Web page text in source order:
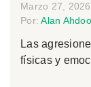
Marzo 27, 2026
Por:Alan
Las
físicas y